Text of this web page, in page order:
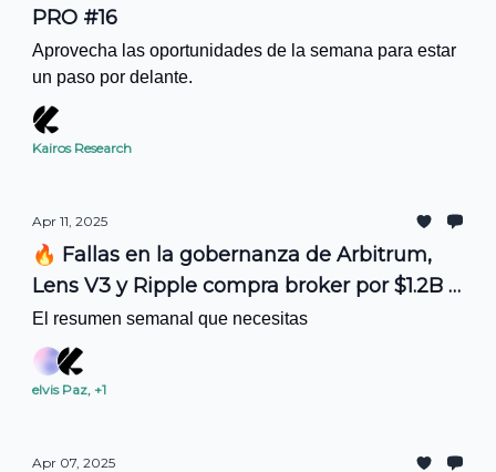
PRO #16
Aprovecha las oportunidades de la semana para estar
un paso por delante.
Kairos Research
Apr 11, 2025
🔥 Fallas en la gobernanza de Arbitrum,
Lens V3 y Ripple compra broker por $1.2B |
🔎 Lupa Web3 #15
El resumen semanal que necesitas
elvis Paz, +1
Apr 07, 2025